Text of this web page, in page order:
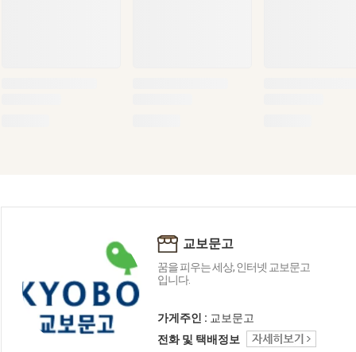
교보문고
꿈을 피우는 세상, 인터넷 교보문고
입니다.
가게주인 : 교보문고
전화 및 택배정보